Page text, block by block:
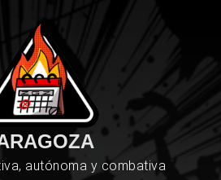
autónoma y combativa